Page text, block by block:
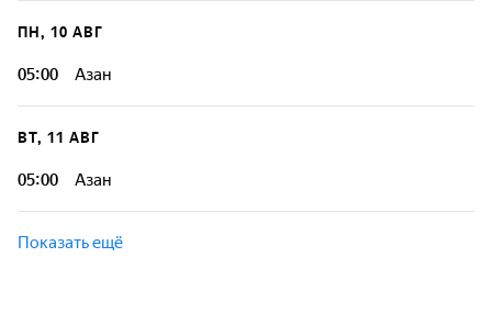
ПН, 10 АВГ
05:00 Азан
ВТ, 11 АВГ
05:00 Азан
Показать ещё